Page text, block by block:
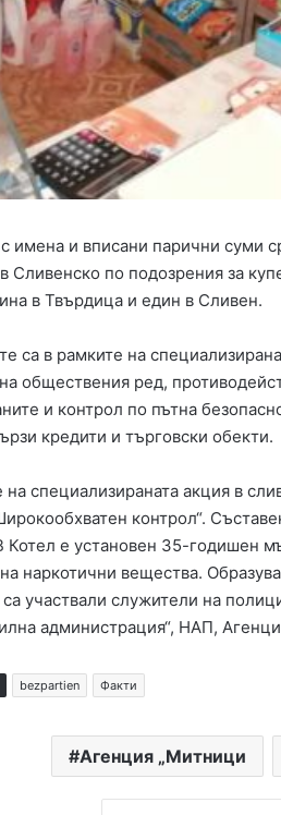
имена и вписани парични суми
Сливенско по подозрения за
в Твърдица и един в Сливен.
са в рамките на
обществения ред,
и контрол по пътна
кредити и търговски обекти.
на специализираната акция в
контрол“.
Котел е установен 35-годишен
наркотични вещества.
участвали служители на
администрация“, НАП,
bezpartien Факти
Агенция „Митници